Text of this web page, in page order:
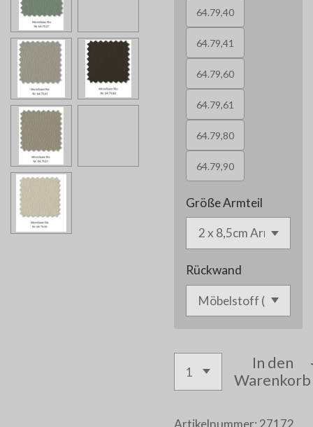
64.79,40
64.79,41
64.79,60
64.79,61
64.79,80
64.79,90
Größe Armteil
Rückwand
In den
Warenkorb
Artikelnummer: 27172